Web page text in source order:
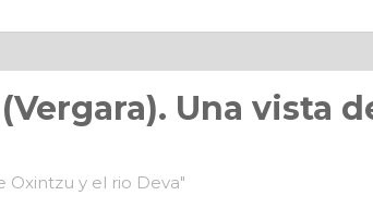
Una vista